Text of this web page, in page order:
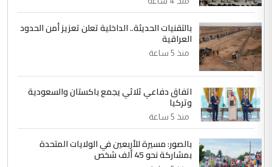
جنسية الرافد الثالث للعراق ومن اصول عريقة
ابا فرات ...
الموضوع :
الجواهري يرد على صدام حسين سل
مضجعيك يابن الزنا (نص كامل)
5 سردار
التعليق : واحد من عصابة علي ماما يسقط
جنسية الرافد الثالث للعراق ومن اصول عريقة
ابا فرات ...
الموضوع :
الجواهري يرد على صدام حسين سل
بالتقنيات الحديثة.. الداخلية تعلن تعزيز أمن الحدود
العراقية
منذ 5 ساعة
اتفاق دفاعي ثلاثي يجمع باكستان والسعودية
وتركيا
منذ 5 ساعة
بالصور: مسيرة للأربعين في الولايات المتحدة
بمشاركة نحو 45 ألف شخص